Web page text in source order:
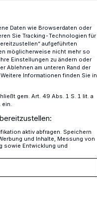
Daten wie Browserdaten oder
Sie Tracking-Technologien für
aufgeführten
möglicherweise nicht mehr so
Einstellungen zu ändern oder
Ablehnen am unteren Rand der
Informationen finden Sie in
gem. Art. 49 Abs. 1 S. 1 lit. a
ein.
aktiv abfragen. Speichern
und Inhalte, Messung von
sowie Entwicklung und